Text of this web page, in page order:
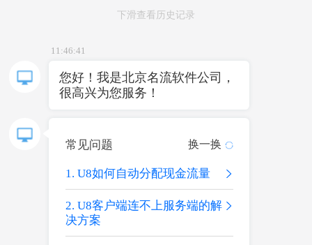
下滑查看历史记录
11:46:41
您好！我是北京名流软件公司，
很高兴为您服务！
常见问题 换一换
U8如何自动分配现金流量
U8客户端连不上服务端的解
决方案